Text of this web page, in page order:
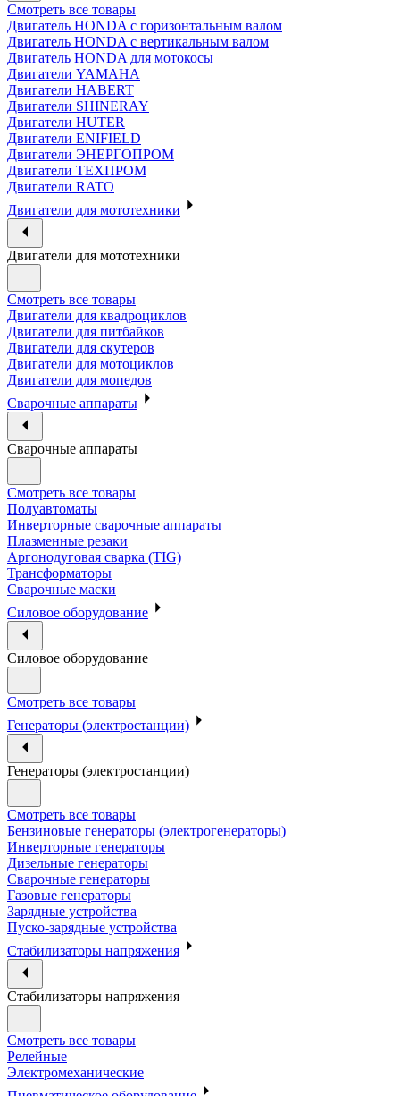
Смотреть все товары
Двигатель HONDA с горизонтальным валом
Двигатель HONDA с вертикальным валом
Двигатель HONDA для мотокосы
Двигатели YAMAHA
Двигатели HABERT
Двигатели SHINERAY
Двигатели HUTER
Двигатели ENIFIELD
Двигатели ЭНЕРГОПРОМ
Двигатели ТЕХПРОМ
Двигатели RATO
Двигатели для мототехники
Двигатели для мототехники
Смотреть все товары
Двигатели для квадроциклов
Двигатели для питбайков
Двигатели для скутеров
Двигатели для мотоциклов
Двигатели для мопедов
Сварочные аппараты
Сварочные аппараты
Смотреть все товары
Полуавтоматы
Инверторные сварочные аппараты
Плазменные резаки
Аргонодуговая сварка (TIG)
Трансформаторы
Сварочные маски
Силовое оборудование
Силовое оборудование
Смотреть все товары
Генераторы (электростанции)
Генераторы (электростанции)
Смотреть все товары
Бензиновые генераторы (электрогенераторы)
Инверторные генераторы
Дизельные генераторы
Сварочные генераторы
Газовые генераторы
Зарядные устройства
Пуско-зарядные устройства
Стабилизаторы напряжения
Стабилизаторы напряжения
Смотреть все товары
Релейные
Электромеханические